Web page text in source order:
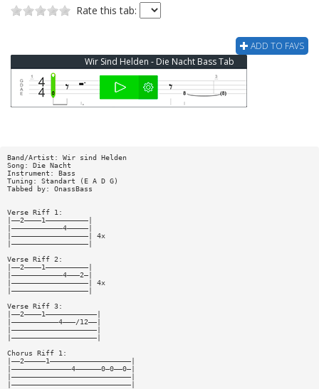
Rate this tab:
ADD TO FAVS
Wir Sind Helden - Die Nacht Bass Tab
Band/Artist: Wir sind Helden
Song: Die Nacht
Instrument: Bass
Tuning: Standart (E A D G)
Tabbed by: OnassBass
Verse Riff 1:
|——2————1——————————|
|————————————4—————|
|——————————————————| 4x
|——————————————————|
Verse Riff 2:
|——2————1——————————|
|————————————4———2—|
|——————————————————| 4x
|——————————————————|
Verse Riff 3:
|——2————1————————————|
|———————————4———/12——|
|————————————————————|
|————————————————————|
Chorus Riff 1:
|——2—————1———————————————————|
|——————————————4——————0—0——0—|
|————————————————————————————|
|————————————————————————————|